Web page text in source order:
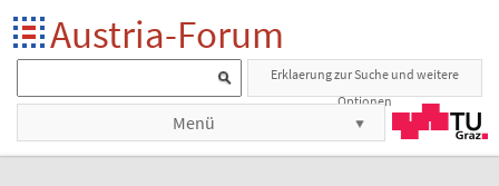
Austria-Forum
Erklaerung zur Suche und weitere
Optionen
Menü